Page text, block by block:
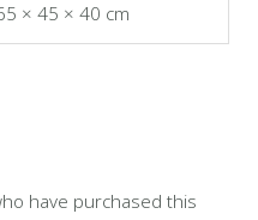
× 45 × 40 cm
have purchased this